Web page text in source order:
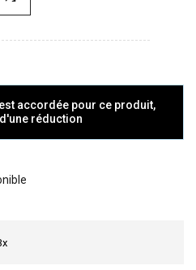
accordée pour ce produit,
réduction